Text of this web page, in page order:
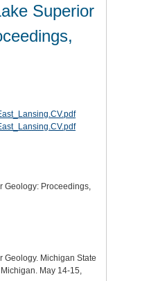
Superior
Geology: Proceedings,
Geology. Michigan State
May 14-15,